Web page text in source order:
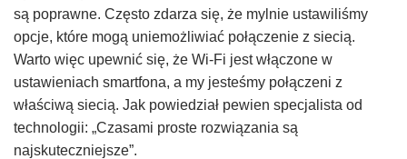
są poprawne. Często zdarza się, że mylnie ustawiliśmy
opcje, które mogą uniemożliwiać połączenie z siecią.
Warto więc upewnić się, że Wi-Fi jest włączone w
ustawieniach smartfona, a my jesteśmy połączeni z
właściwą siecią. Jak powiedział pewien specjalista od
technologii: „Czasami proste rozwiązania są
najskuteczniejsze”.